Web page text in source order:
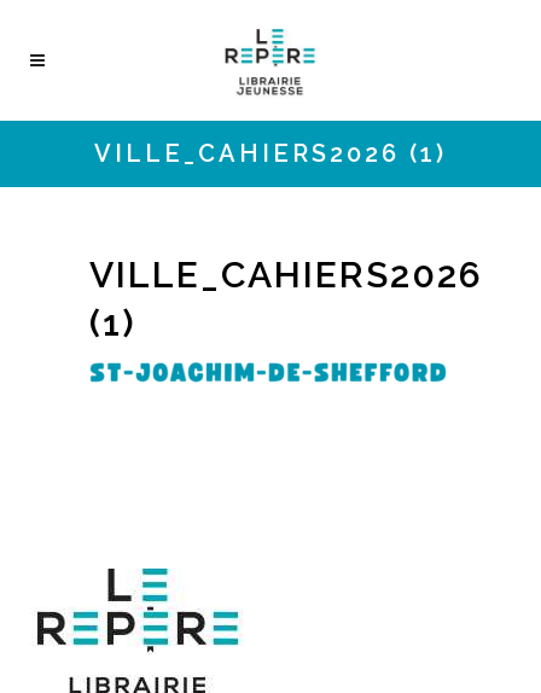
VILLE_CAHIERS2026 (1)
VILLE_CAHIERS2026
(1)